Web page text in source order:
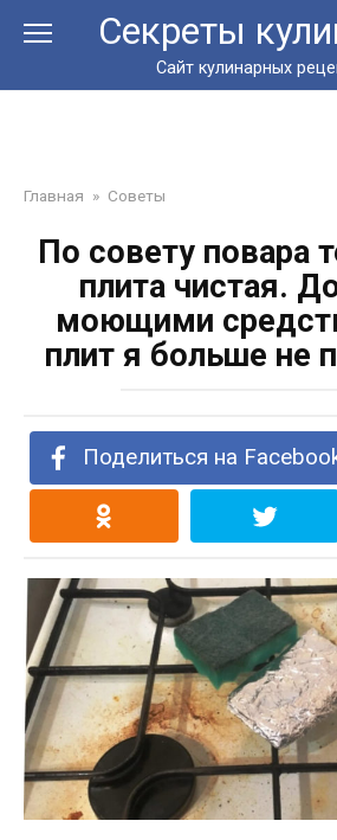
Секреты
Сайт кулинарных
Главная » Советы
По совету повара
плита чистая.
моющими
плит я больше не
Поделиться на